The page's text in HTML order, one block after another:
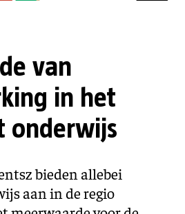
van
in het
onderwijs
bieden allebei
aan in de regio